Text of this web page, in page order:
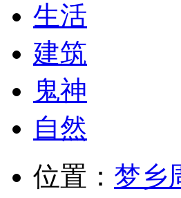
生活
建筑
鬼神
自然
位置： 梦乡